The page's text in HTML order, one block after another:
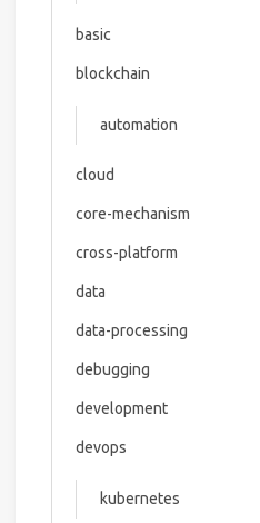
basic
blockchain
automation
cloud
core-mechanism
cross-platform
data
data-processing
debugging
development
devops
kubernetes